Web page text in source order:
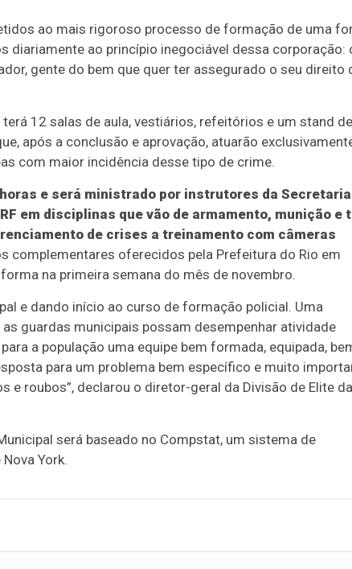
ao mais rigoroso processo de formação de uma
diariamente ao princípio inegociável dessa corporação:
gente do bem que quer ter assegurado o seu direito
12 salas de aula, vestiários, refeitórios e um stand de
após a conclusão e aprovação, atuarão
com maior incidência desse tipo de crime.
e será ministrado por instrutores da Secretaria
em disciplinas que vão de armamento, munição e
de crises a treinamento com câmeras
complementares oferecidos pela Prefeitura do Rio em
na primeira semana do mês de novembro.
e dando início ao curso de formação policial. Uma
guardas municipais possam desempenhar atividade
a população uma equipe bem formada, equipada,
para um problema bem específico e muito
e roubos”, declarou o diretor-geral da Divisão de Elite da
será baseado no Compstat, um sistema de
York.